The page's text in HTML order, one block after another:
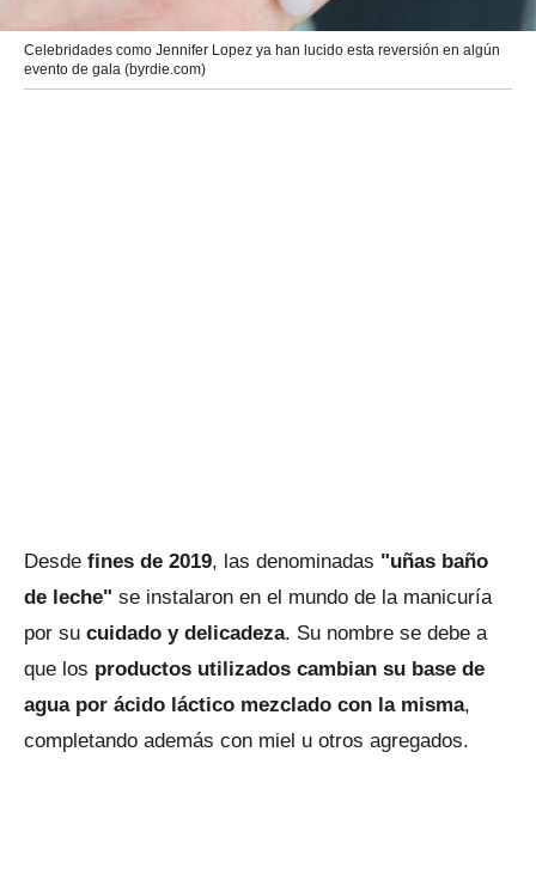
Celebridades como Jennifer Lopez ya han lucido esta reversión en algún
evento de gala (byrdie.com)
Desde fines de 2019, las denominadas "uñas baño
de leche" se instalaron en el mundo de la manicuría
por su cuidado y delicadeza. Su nombre se debe a
que los productos utilizados cambian su base de
agua por ácido láctico mezclado con la misma,
completando además con miel u otros agregados.